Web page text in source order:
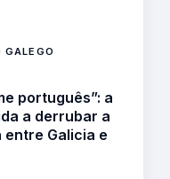
GALEGO
português”: a
a derrubar a
Galicia e